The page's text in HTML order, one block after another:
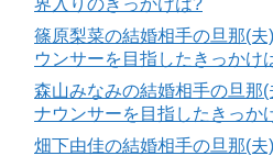
篠原梨菜の結婚相手の旦那(
ウンサーを目指したきっかけ
森山みなみの結婚相手の旦那
ナウンサーを目指したきっか
畑下由佳の結婚相手の旦那(